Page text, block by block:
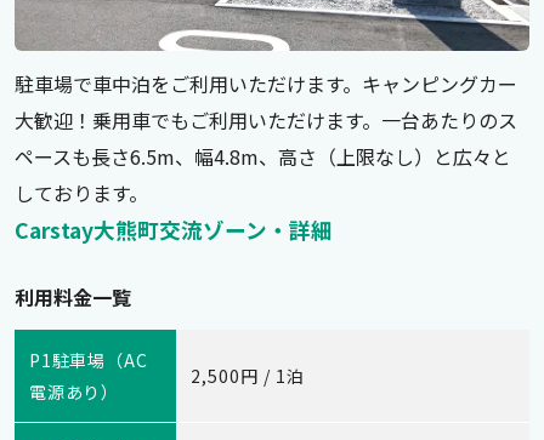
駐車場で車中泊をご利用いただけます。キャンピングカー
大歓迎！乗用車でもご利用いただけます。一台あたりのス
ペースも長さ6.5m、幅4.8m、高さ（上限なし）と広々と
しております。
Carstay大熊町交流ゾーン・詳細
利用料金一覧
P1駐車場（AC
電源あり）
2,500円 / 1泊